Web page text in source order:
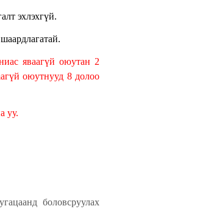
эхлэхгүй.
яваагүй оюутан 2
оюутнууд 8 долоо
уу.
боловсруулах